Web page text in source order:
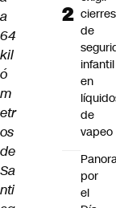
a
64
kil
ó
m
etr
os
de
Sa
nti
cierres
de
infantil
en
de
vapeo
por
el